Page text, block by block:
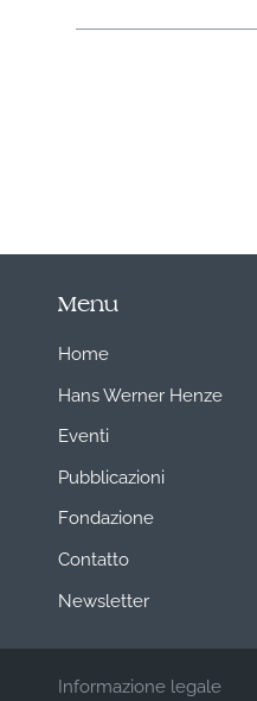
Menu
Home
Hans Werner Henze
Eventi
Pubblicazioni
Fondazione
Contatto
Newsletter
Informazione legale